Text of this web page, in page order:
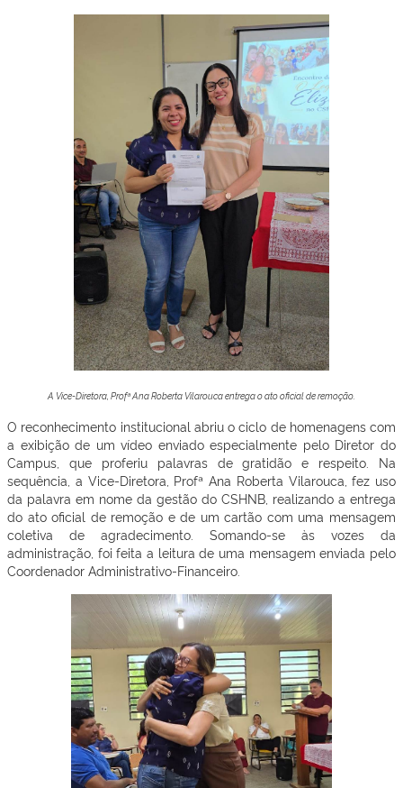
A Vice-Diretora, Profª Ana Roberta Vilarouca entrega o ato oficial de remoção.
O reconhecimento institucional abriu o ciclo de homenagens com
a exibição de um vídeo enviado especialmente pelo Diretor do
Campus, que proferiu palavras de gratidão e respeito. Na
sequência, a Vice-Diretora, Profª Ana Roberta Vilarouca, fez uso
da palavra em nome da gestão do CSHNB, realizando a entrega
do ato oficial de remoção e de um cartão com uma mensagem
coletiva de agradecimento. Somando-se às vozes da
administração, foi feita a leitura de uma mensagem enviada pelo
Coordenador Administrativo-Financeiro.